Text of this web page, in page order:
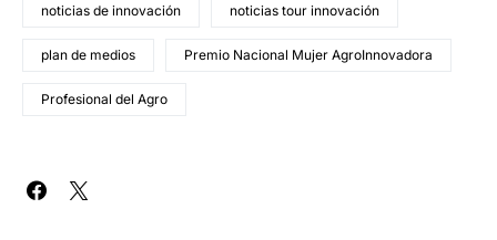
noticias de innovación noticias tour innovación
plan de medios Premio Nacional Mujer AgroInnovadora
Profesional del Agro